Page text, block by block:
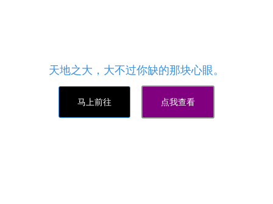
天地之大，大不过你缺的那块心眼。
马上前往 点我查看